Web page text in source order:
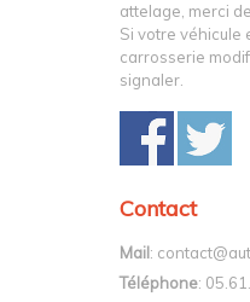
attelage, merci
Si votre véhicule
carrosserie
signaler.
Contact
Mail:
Téléphone: